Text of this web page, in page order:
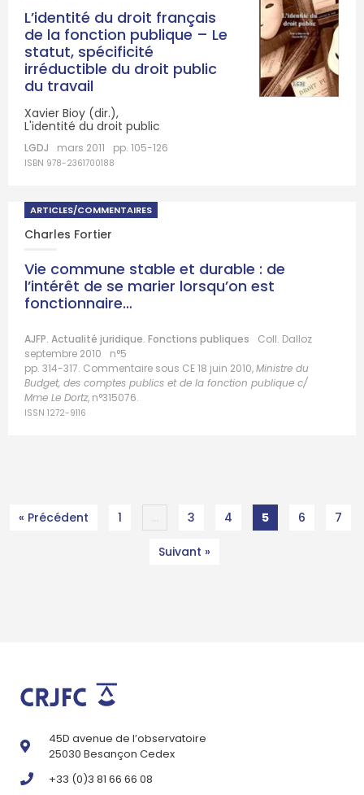
L’identité du droit français
de la fonction publique – Le
statut, spécificité
irréductible du droit public
du travail
Xavier Bioy (dir.),
L'identité du droit public
LGDJ mars 2011 pp. 105-126
ISBN 978-2361700188
ARTICLES/COMMENTAIRES
Charles Fortier
Vie commune stable et durable : de
l’intérêt de se marier lorsqu’on est
fonctionnaire…
AJFP. Actualité juridique. Fonctions publiques
Coll. Dalloz
septembre 2010
n°5
pp. 314-317. Commentaire sous CE 18 juin 2010,Ministre du
Budget, des comptes publics et de la fonction publique c/
Mme Le Dortz, n°315076.
ISSN 1272-9116
« Précédent 1 3 4 5 6 7
Suivant »
45D avenue de l’observatoire
25030 Besançon Cedex
+33 (0)3 81 66 66 08